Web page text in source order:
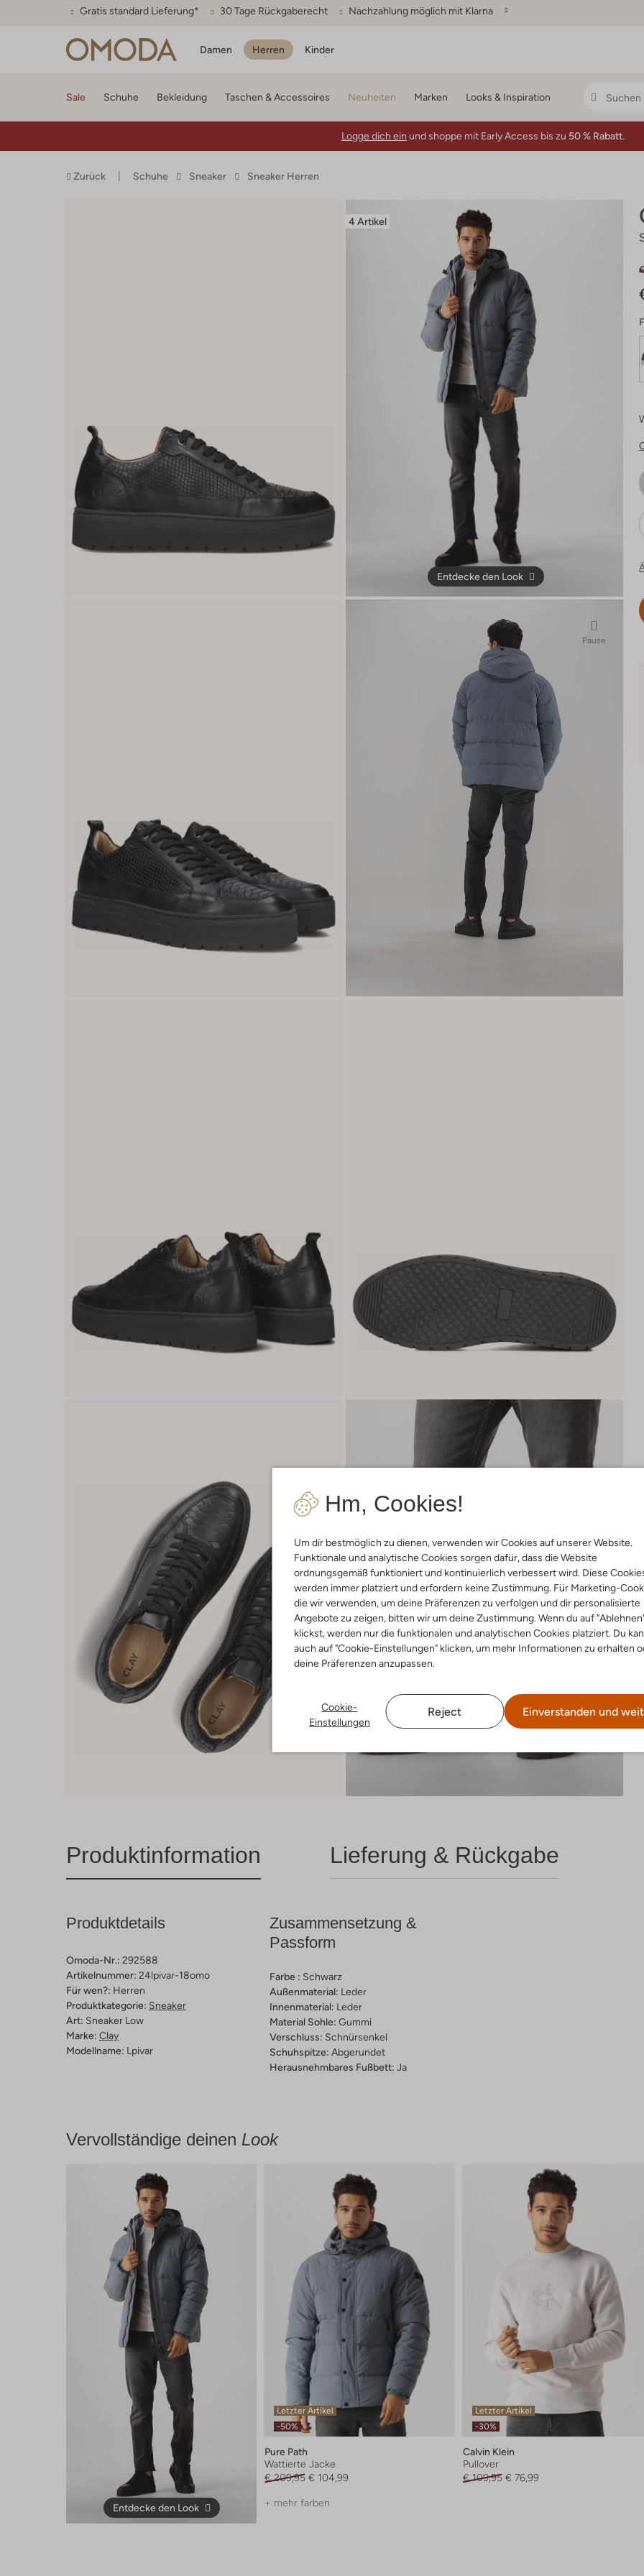
Gratis standard Lieferung* 30 Tage Rückgaberecht Nachzahlung möglich mit Klarna
Damen Herren Kinder
Hm, Cookies!
Um dir bestmöglich zu dienen, verwenden wir Cookies auf unserer Website.
Funktionale und analytische Cookies sorgen dafür, dass die Website
ordnungsgemäß funktioniert und kontinuierlich verbessert wird. Diese
werden immer platziert und erfordern keine Zustimmung. Für Marketing-
die wir verwenden, um deine Präferenzen zu verfolgen und dir personalisierte
Angebote zu zeigen, bitten wir um deine Zustimmung. Wenn du auf
klickst, werden nur die funktionalen und analytischen Cookies platziert. Du
auch auf "Cookie-Einstellungen" klicken, um mehr Informationen zu erhalten
deine Präferenzen anzupassen.
Cookie-
Einstellungen
Reject Einverstanden und
Sale Schuhe Bekleidung Taschen & Accessoires Neuheiten Marken Looks & Inspiration
Logge dich ein und shoppe mit Early Access bis zu 50 % Rabatt.
Zurück Schuhe Sneaker Sneaker Herren
4 Artikel
Entdecke den Look
Pause
Produktinformation Lieferung & Rückgabe
Produktdetails
Omoda-Nr.: 292588
Artikelnummer: 24lpivar-18omo
Für wen?: Herren
Produktkategorie: Sneaker
Art: Sneaker Low
Marke: Clay
Modellname: Lpivar
Zusammensetzung &
Passform
Farbe : Schwarz
Außenmaterial: Leder
Innenmaterial: Leder
Material Sohle: Gummi
Verschluss: Schnürsenkel
Schuhspitze: Abgerundet
Herausnehmbares Fußbett: Ja
Vervollständige deinen Look
Entdecke den Look
Letzter Artikel
-50%
Pure Path
Wattierte Jacke
€ 209,95 € 104,99
+ mehr farben
Letzter Artikel
-30%
Calvin Klein
Pullover
€ 109,95 € 76,99